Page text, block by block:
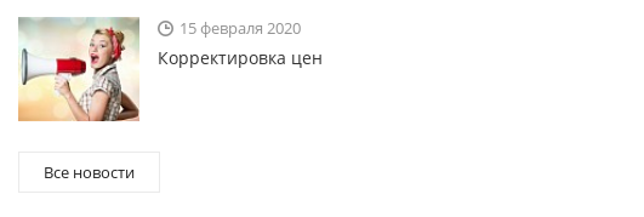
15 февраля 2020
Корректировка цен
Все новости